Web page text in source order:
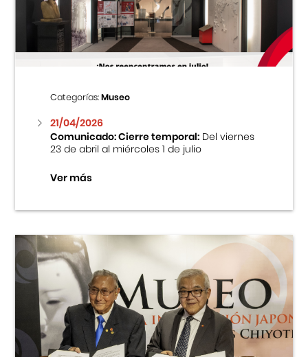
Centro Cultural Peruano Japonés
Museo de la Inmigración Japonesa
Fondo Editorial
Teatro Peruano Japonés
Categorías:Museo
21/04/2026
Comunicado: Cierre temporal:Del viernes
23 de abril al miércoles 1 de julio
Ver más